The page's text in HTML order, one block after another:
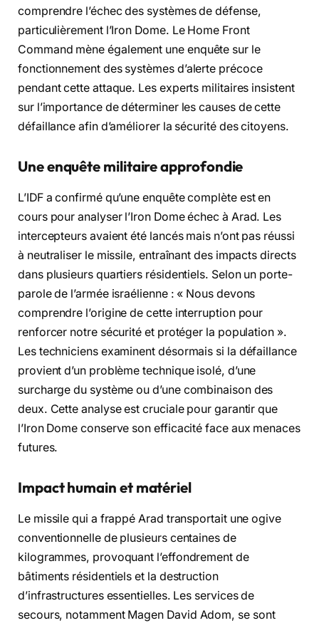
comprendre l’échec des systèmes de défense,
particulièrement l’Iron Dome. Le Home Front
Command mène également une enquête sur le
fonctionnement des systèmes d’alerte précoce
pendant cette attaque. Les experts militaires insistent
sur l’importance de déterminer les causes de cette
défaillance afin d’améliorer la sécurité des citoyens.
Une enquête militaire approfondie
L’IDF a confirmé qu’une enquête complète est en
cours pour analyser l’Iron Dome échec à Arad. Les
intercepteurs avaient été lancés mais n’ont pas réussi
à neutraliser le missile, entraînant des impacts directs
dans plusieurs quartiers résidentiels. Selon un porte-
parole de l’armée israélienne : « Nous devons
comprendre l’origine de cette interruption pour
renforcer notre sécurité et protéger la population ».
Les techniciens examinent désormais si la défaillance
provient d’un problème technique isolé, d’une
surcharge du système ou d’une combinaison des
deux. Cette analyse est cruciale pour garantir que
l’Iron Dome conserve son efficacité face aux menaces
futures.
Impact humain et matériel
Le missile qui a frappé Arad transportait une ogive
conventionnelle de plusieurs centaines de
kilogrammes, provoquant l’effondrement de
bâtiments résidentiels et la destruction
d’infrastructures essentielles. Les services de
secours, notamment Magen David Adom, se sont